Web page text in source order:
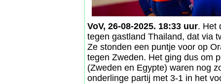
VoV, 26-08-2025. 18:33 uur. Het
tegen gastland Thailand, dat via
Ze stonden een puntje voor op
tegen Zweden. Het ging dus om
(Zweden en Egypte) waren nog
onderlinge partij met 3-1 in het